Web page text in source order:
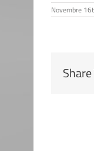
Novembre